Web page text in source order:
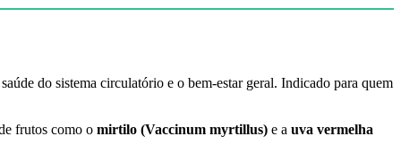
do sistema circulatório e o bem-estar geral. Indicado para quem
frutos como o mirtilo (Vaccinum myrtillus) e a uva vermelha